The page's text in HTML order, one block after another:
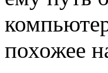
похожее